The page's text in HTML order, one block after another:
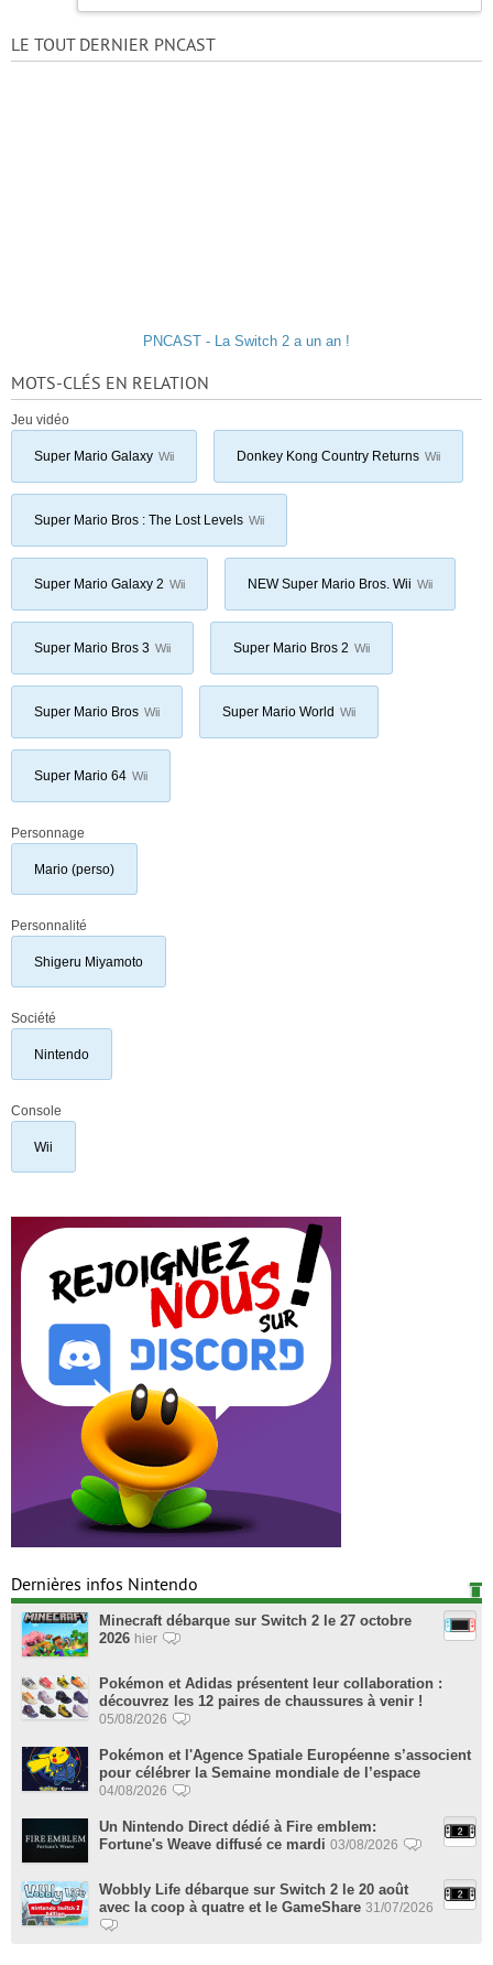
LE TOUT DERNIER PNCAST
PNCAST - La Switch 2 a un an !
MOTS-CLÉS EN RELATION
Jeu vidéo
Super Mario Galaxy Wii Donkey Kong Country Returns Wii
Super Mario Bros : The Lost Levels Wii
Super Mario Galaxy 2 Wii NEW Super Mario Bros. Wii Wii
Super Mario Bros 3 Wii Super Mario Bros 2 Wii
Super Mario Bros Wii Super Mario World Wii
Super Mario 64 Wii
Personnage
Mario (perso)
Personnalité
Shigeru Miyamoto
Société
Nintendo
Console
Wii
Dernières infos Nintendo
Minecraft débarque sur Switch 2 le 27 octobre
2026 hier
Pokémon et Adidas présentent leur collaboration :
découvrez les 12 paires de chaussures à venir !
05/08/2026
Pokémon et l'Agence Spatiale Européenne s’associent
pour célébrer la Semaine mondiale de l’espace
04/08/2026
Un Nintendo Direct dédié à Fire emblem:
Fortune's Weave diffusé ce mardi 03/08/2026
Wobbly Life débarque sur Switch 2 le 20 août
avec la coop à quatre et le GameShare 31/07/2026